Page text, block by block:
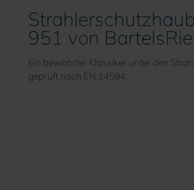
951 von
Ein bewährter Klassiker unter den
geprüft nach EN 14594.